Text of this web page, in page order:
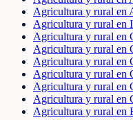
Agricultura y rural en
Agricultura y rural en
Agricultura y rural en
Agricultura y rural en
Agricultura y rural en
Agricultura y rural en
Agricultura y rural en
Agricultura y rural en
Agricultura y rural en